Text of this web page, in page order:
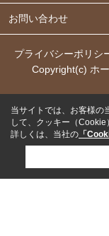
お問い合わせ
プライバシーポリシ
Copyright(c) ホ
当サイトでは、お客様の
して、クッキー（Cookie
詳しくは、当社の 「